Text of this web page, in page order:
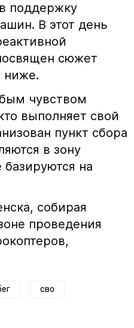
поддержку
В этот день
сюжет
ниже.
чувством
выполняет свой
пункт сбора
в зону
на
собирая
проведения
сво